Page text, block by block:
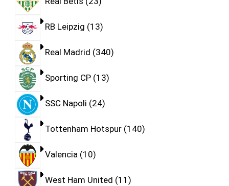
RB Leipzig 13
Real Madrid 340
Sporting CP 13
SSC Napoli 24
Tottenham Hotspur 140
Valencia 10
West Ham United 11